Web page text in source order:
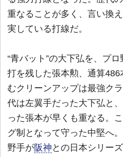
重なることが多く、言い換
実している打線だ。
“青バット”の大下弘を、プ
打を残した張本勲、通算
むクリーンアップは最強ク
代は左翼手だった大下弘と
った張本が早くも重なる。
グ制となって守った中堅へ
野手が阪神 との日本シリー